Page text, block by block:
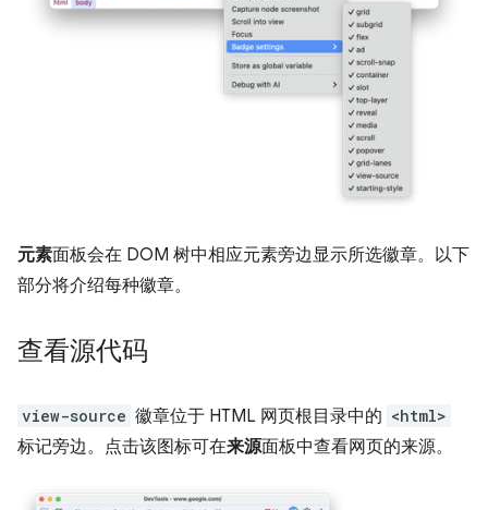
元素面板会在 DOM 树中相应元素旁边显示所选徽章。以下
部分将介绍每种徽章。
查看源代码
view-source 徽章位于 HTML 网页根目录中的 <html>
标记旁边。点击该图标可在来源面板中查看网页的来源。